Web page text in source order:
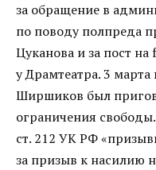
за обращение в
по поводу полпреда
Цуканова и за пост на
у Драмтеатра. 3
Ширшиков был
ограничения
ст. 212 УК РФ
за призыв к насилию